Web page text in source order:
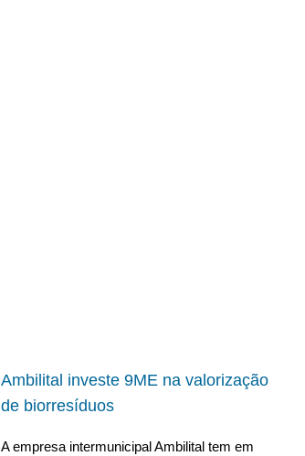
Ambilital investe 9ME na valorização
de biorresíduos
A empresa intermunicipal Ambilital tem em